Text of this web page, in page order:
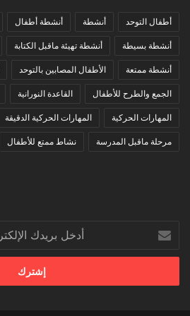
أطفال التوحد أنشطة أنشطة أطفال
أنشطة بسيطة أنشطة تهيئة ماقبل الكتابة
أنشطة ممتعة الأطفال المصابين بالتوحد
الجمع والطرح للأطفال القاعدة النورانية
المهارات الحركية المهارات الحركية الدقيقة
مرحلة ماقبل المدرسة نشاط ممتع للأطفال
أدخل
بريدك
الإلكتروني